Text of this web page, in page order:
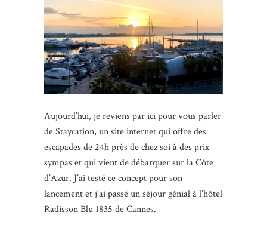
Aujourd’hui, je reviens par ici pour vous parler
de Staycation, un site internet qui offre des
escapades de 24h près de chez soi à des prix
sympas et qui vient de débarquer sur la Côte
d’Azur. J’ai testé ce concept pour son
lancement et j’ai passé un séjour génial à l’hôtel
Radisson Blu 1835 de Cannes.